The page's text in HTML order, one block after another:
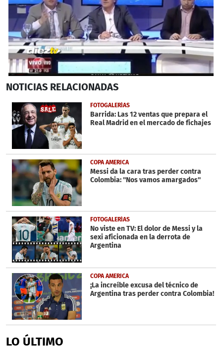
seconds
39
seconds
NOTICIAS RELACIONADAS
FOTOGALERÍAS
Barrida: Las 12 ventas que prepara el
Real Madrid en el mercado de fichajes
COPA AMERICA
Messi da la cara tras perder contra
Colombia: ''Nos vamos amargados''
FOTOGALERÍAS
No viste en TV: El dolor de Messi y la
sexi aficionada en la derrota de
Argentina
COPA AMERICA
¡La increíble excusa del técnico de
Argentina tras perder contra Colombia!
LO ÚLTIMO